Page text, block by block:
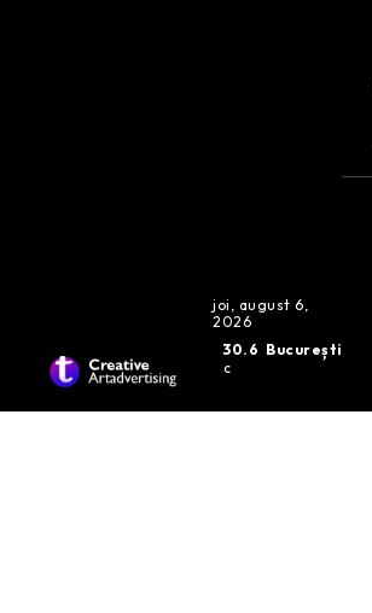
joi, august 6,
2026
30.6
C
București